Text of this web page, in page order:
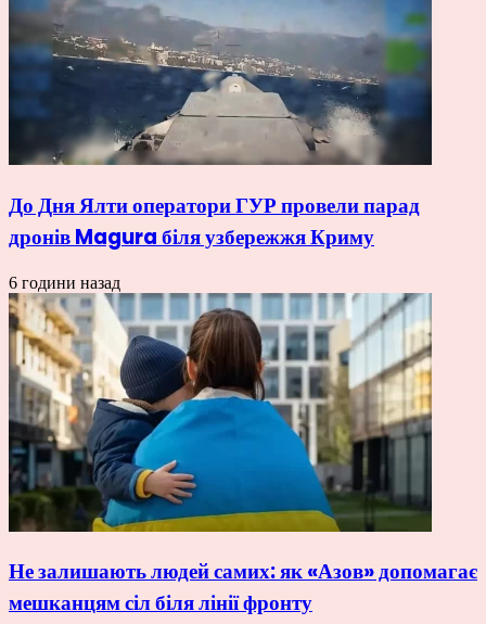
До Дня Ялти оператори ГУР провели парад
дронів Magura біля узбережжя Криму
6 години назад
Не залишають людей самих: як «Азов» допомагає
мешканцям сіл біля лінії фронту